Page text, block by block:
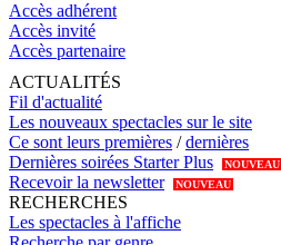
Accès adhérent
Accès invité
Accès partenaire
ACTUALITÉS
Fil d'actualité
Les nouveaux spectacles sur le site
Ce sont leurs premières /dernières
Dernières soirées Starter Plus
NOUVEAU
Recevoir la newsletter NOUVEAU
RECHERCHES
Les spectacles à l'affiche